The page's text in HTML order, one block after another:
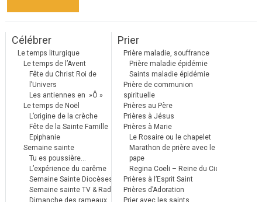
Célébrer
Le temps liturgique
Le temps de l’Avent
Fête du Christ Roi de
l’Univers
Les antiennes en »Ô »
Le temps de Noël
L’origine de la crèche
Fête de la Sainte Famille
Epiphanie
Semaine sainte
Tu es poussière…
L’expérience du carême
Semaine Sainte Diocèses
Semaine sainte TV & Radio
Dimanche des rameaux
Prier
Prière maladie, souffrance
Prière maladie épidémie
Saints maladie épidémie
Prière de communion
spirituelle
Prières au Père
Prières à Jésus
Prières à Marie
Le Rosaire ou le chapelet
Marathon de prière avec le
pape
Regina Coeli – Reine du Ciel
Prières à l’Esprit Saint
Prières d’Adoration
Prier avec les saints